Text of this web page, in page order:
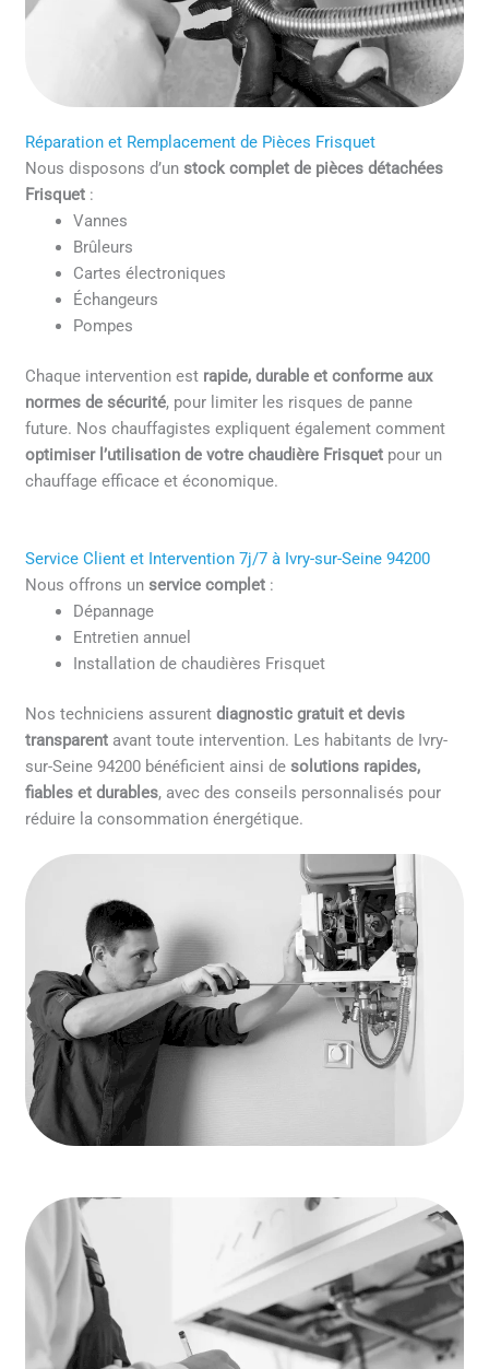
Réparation et Remplacement de Pièces Frisquet
Nous disposons d’unstock complet de pièces détachées
Frisquet :
Vannes
Brûleurs
Cartes électroniques
Échangeurs
Pompes
Chaque intervention est rapide, durable et conforme aux
normes de sécurité, pour limiter les risques de panne
future. Nos chauffagistes expliquent également comment
optimiser l’utilisation de votre chaudière Frisquet pour un
chauffage efficace et économique.
Service Client et Intervention 7j/7 à Ivry-sur-Seine 94200
Nous offrons unservice complet :
Dépannage
Entretien annuel
Installation de chaudières Frisquet
Nos techniciens assurentdiagnostic gratuit et devis
transparent avant toute intervention. Les habitants de Ivry-
sur-Seine 94200 bénéficient ainsi desolutions rapides,
fiables et durables, avec des conseils personnalisés pour
réduire la consommation énergétique.